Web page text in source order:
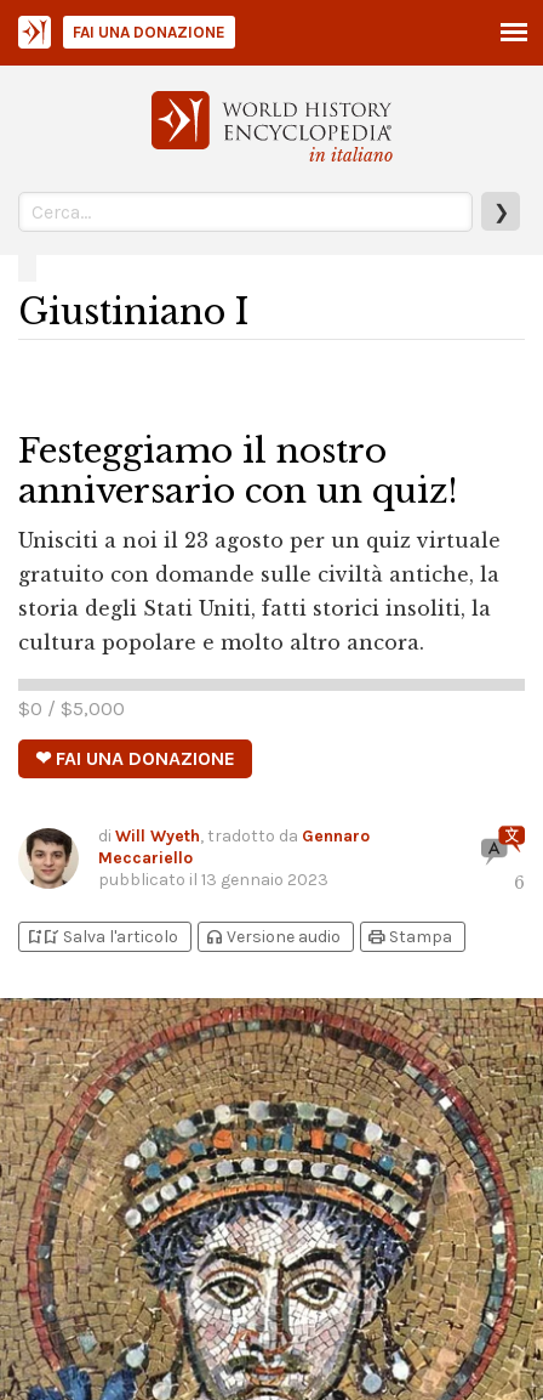
in italiano
❯
FAI UNA DONAZIONE
Giustiniano I
Festeggiamo il nostro
anniversario con un quiz!
Unisciti a noi il 23 agosto per un quiz virtuale
gratuito con domande sulle civiltà antiche, la
storia degli Stati Uniti, fatti storici insoliti, la
cultura popolare e molto altro ancora.
$0 / $5,000
❤ FAI UNA DONAZIONE
di Will Wyeth, tradotto da Gennaro
Meccariello
pubblicato il 13 gennaio 2023 6
bookmark_addbookmark_added Salva l'articolo headphones Versione audio print Stampa